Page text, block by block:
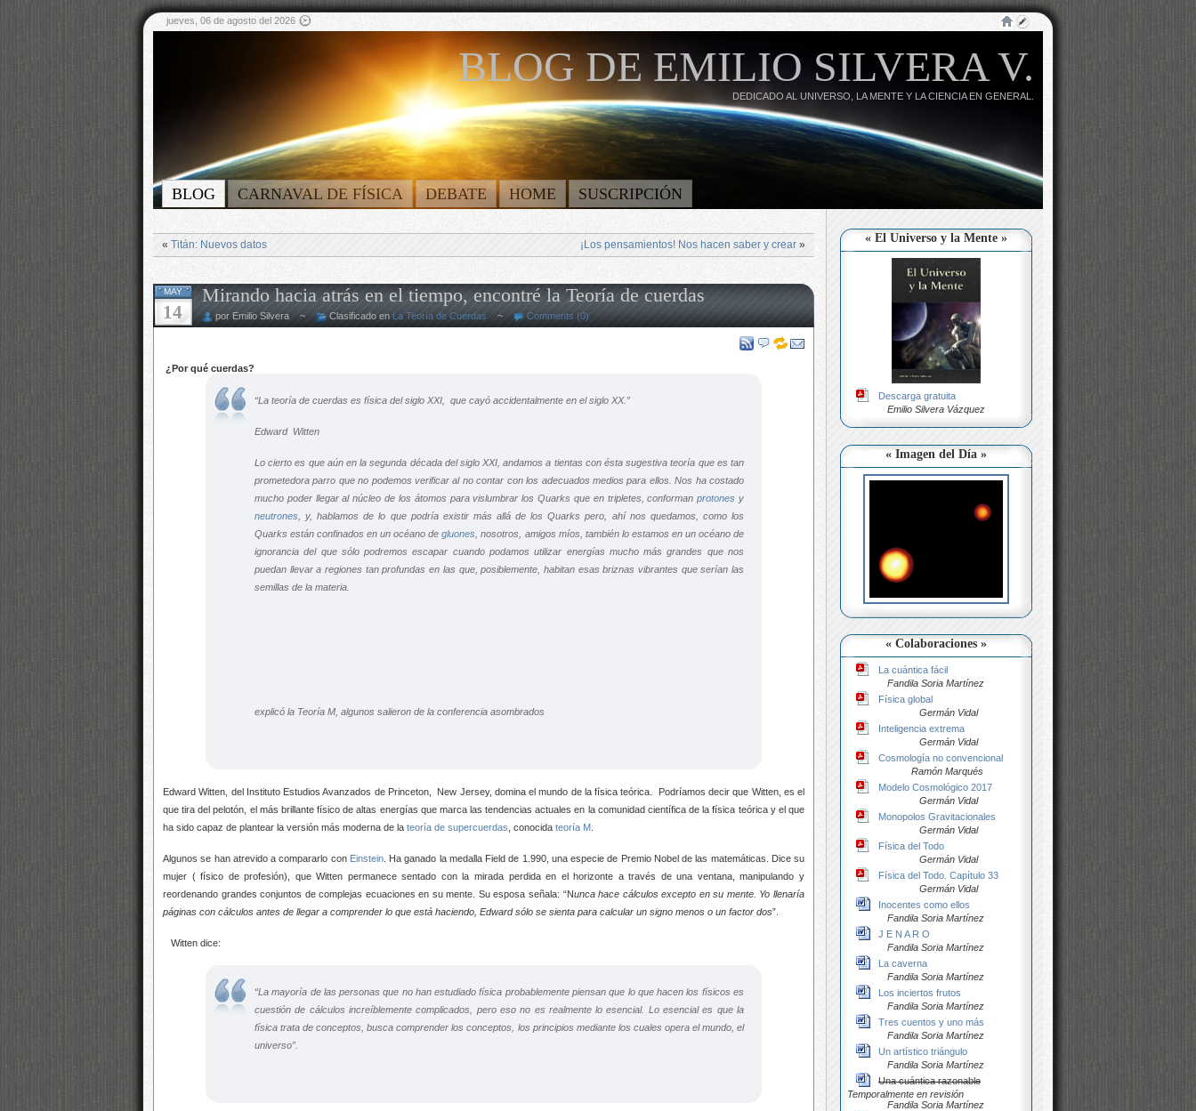
jueves, 06 de agosto del 2026
BLOG DE EMILIO SILVERA V.
DEDICADO AL UNIVERSO, LA MENTE Y LA CIENCIA EN GENERAL.
BLOG CARNAVAL DE FÍSICA DEBATE HOME SUSCRIPCIÓN
« El Universo y la Mente »
Descarga gratuita
Emilio Silvera Vázquez
« Imagen del Día »
« Colaboraciones »
La cuántica fácil
Fandila Soria Martínez
Física global
Germán Vidal
Inteligencia extrema
Germán Vidal
Cosmología no convencional
Ramón Marqués
Modelo Cosmológico 2017
Germán Vidal
Monopolos Gravitacionales
Germán Vidal
Física del Todo
Germán Vidal
Física del Todo. Capítulo 33
Germán Vidal
Inocentes como ellos
Fandila Soria Martínez
J E N A R O
Fandila Soria Martínez
La caverna
Fandila Soria Martínez
Los inciertos frutos
Fandila Soria Martínez
Tres cuentos y uno más
Fandila Soria Martínez
Un artístico triángulo
Fandila Soria Martínez
Una cuántica razonable
Temporalmente en revisión
Fandila Soria Martínez
« Titán: Nuevos datos ¡Los pensamientos! Nos hacen saber y crear »
MAY
14
Mirando hacia atrás en el tiempo, encontré la Teoría de cuerdas
por Emilio Silvera ~ Clasificado en La Teoría de Cuerdas ~ Comments (0)
¿Por qué cuerdas?
“La teoría de cuerdas es física del siglo XXI, que cayó accidentalmente en el siglo XX.”
Edward Witten
Lo cierto es que aún en la segunda década del siglo XXI, andamos a tientas con ésta sugestiva teoría que es tan
prometedora parro que no podemos verificar al no contar con los adecuados medios para ellos. Nos ha costado
mucho poder llegar al núcleo de los átomos para vislumbrar los Quarks que en tripletes, conformanprotones y
neutrones , y, hablamos de lo que podría existir más allá de los Quarks pero, ahí nos quedamos, como los
Quarks están confinados en un océano degluones , nosotros, amigos míos, también lo estamos en un océano de
ignorancia del que sólo podremos escapar cuando podamos utilizar energías mucho más grandes que nos
puedan llevar a regiones tan profundas en las que, posiblemente, habitan esas briznas vibrantes que serían las
semillas de la materia.
explicó la Teoría M, algunos salieron de la conferencia asombrados
Edward Witten, del Instituto Estudios Avanzados de Princeton, New Jersey, domina el mundo de la física teórica. Podríamos decir que Witten, es el
que tira del pelotón, el más brillante físico de altas energías que marca las tendencias actuales en la comunidad científica de la física teórica y el que
ha sido capaz de plantear la versión más moderna de la teoría de supercuerdas , conocida teoría M
Algunos se han atrevido a compararlo con Einstein. Ha ganado la medalla Field de 1.990, una especie de Premio Nobel de las matemáticas. Dice su
mujer (físico de profesión), que Witten permanece sentado con la mirada perdida en el horizonte a través de una ventana, manipulando y
reordenando grandes conjuntos de complejas ecuaciones en su mente. Su esposa señala: “Nunca hace cálculos excepto en su mente. Yo llenaría
páginas con cálculos antes de llegar a comprender lo que está haciendo, Edward sólo se sienta para calcular un signo menos o un factor dos”.
Witten dice:
“La mayoría de las personas que no han estudiado física probablemente piensan que lo que hacen los físicos es
cuestión de cálculos increíblemente complicados, pero eso no es realmente lo esencial. Lo esencial es que la
física trata de conceptos, busca comprender los conceptos, los principios mediante los cuales opera el mundo, el
universo”.